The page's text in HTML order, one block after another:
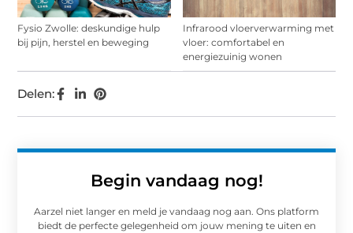
Fysio Zwolle: deskundige hulp
bij pijn, herstel en beweging
Infrarood vloerverwarming met
vloer: comfortabel en
energiezuinig wonen
Begin vandaag nog!
Aarzel niet langer en meld je vandaag nog aan. Ons platform
biedt de perfecte gelegenheid om jouw mening te uiten en
Delen: